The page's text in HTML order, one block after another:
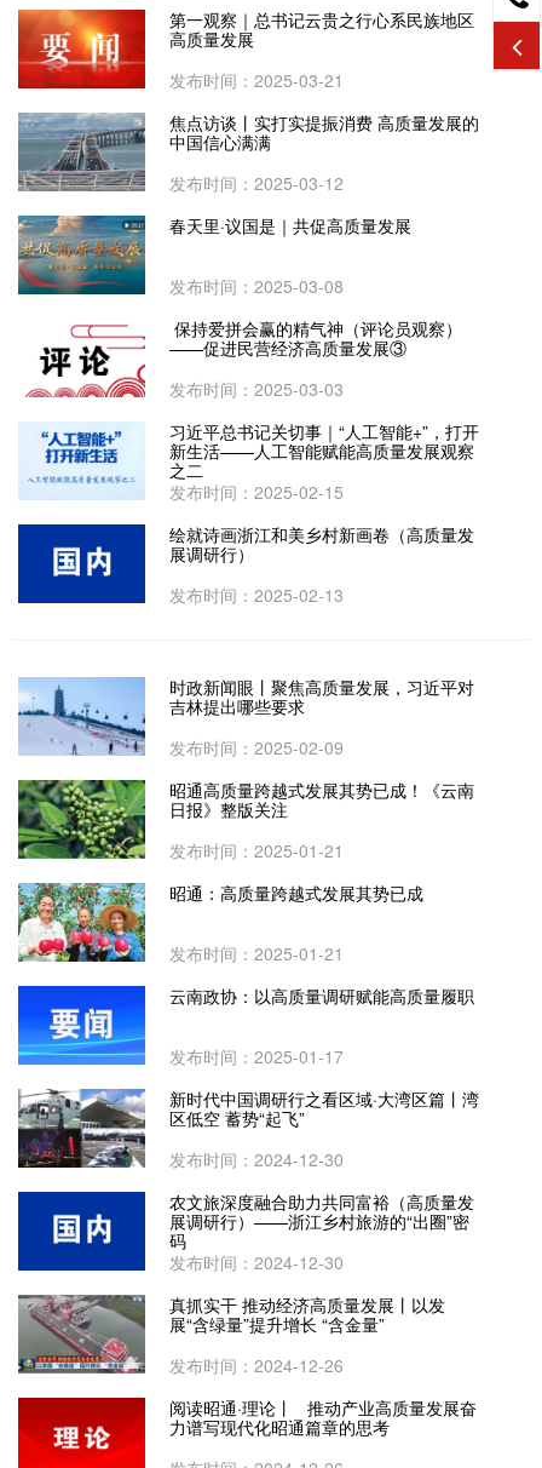
第一观察｜总书记云贵之行心系民族地区
高质量发展
发布时间：2025-03-21
焦点访谈丨实打实提振消费 高质量发展的
中国信心满满
发布时间：2025-03-12
春天里·议国是｜共促高质量发展
发布时间：2025-03-08
保持爱拼会赢的精气神（评论员观察）
——促进民营经济高质量发展③
发布时间：2025-03-03
习近平总书记关切事｜“人工智能+”，打开
新生活——人工智能赋能高质量发展观察
之二
发布时间：2025-02-15
绘就诗画浙江和美乡村新画卷（高质量发
展调研行）
发布时间：2025-02-13
时政新闻眼丨聚焦高质量发展，习近平对
吉林提出哪些要求
发布时间：2025-02-09
昭通高质量跨越式发展其势已成！《云南
日报》整版关注
发布时间：2025-01-21
昭通：高质量跨越式发展其势已成
发布时间：2025-01-21
云南政协：以高质量调研赋能高质量履职
发布时间：2025-01-17
新时代中国调研行之看区域·大湾区篇丨湾
区低空 蓄势“起飞”
发布时间：2024-12-30
农文旅深度融合助力共同富裕（高质量发
展调研行）——浙江乡村旅游的“出圈”密
码
发布时间：2024-12-30
真抓实干 推动经济高质量发展丨以发
展“含绿量”提升增长 “含金量”
发布时间：2024-12-26
阅读昭通·理论丨 推动产业高质量发展奋
力谱写现代化昭通篇章的思考